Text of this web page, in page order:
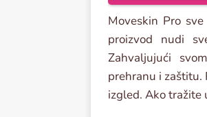
Moveskin Pro
proizvod nudi
Zahvaljujući
prehranu i zaštitu.
izgled. Ako tražite